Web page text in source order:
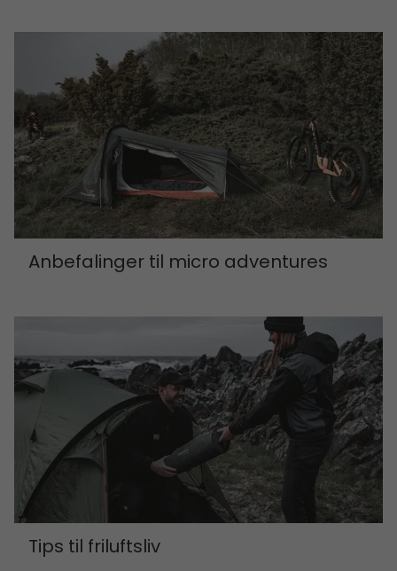
Anbefalinger til micro adventures
Tips til friluftsliv